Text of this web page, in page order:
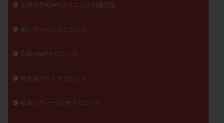
山形大手町ARTクリニック川越医院
峯レディースクリニック
広島HARTクリニック
明大前アートクリニック
松本レディースIVFクリニック